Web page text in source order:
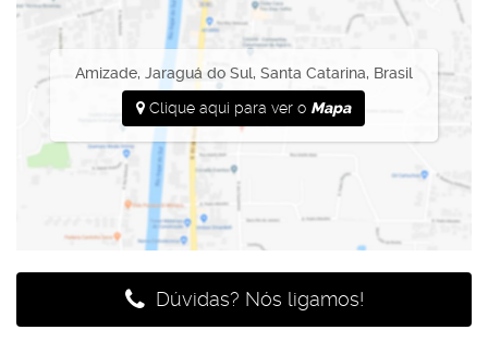
Amizade, Jaraguá do Sul, Santa Catarina, Brasil
Clique aqui para ver o Mapa
Dúvidas? Nós ligamos!